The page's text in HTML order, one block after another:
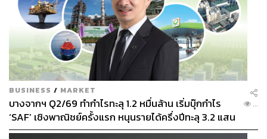
BUSINESS / MARKET
บางจากฯ Q2/69 ทำกำไรทะลุ 1.2 หมื่นล้าน เริ่มบุ๊กกำไร
‘SAF’ เชิงพาณิชย์ครั้งแรก หนุนรายได้ครึ่งปีทะลุ 3.2 แสน
ล้าน
...